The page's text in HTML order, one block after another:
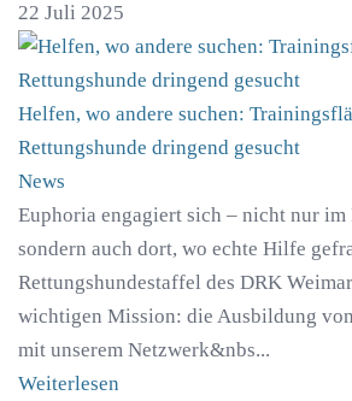
22 Juli 2025
Helfen, wo andere suchen:
Rettungshunde dringend gesucht
News
Euphoria engagiert sich – nicht nur
sondern auch dort, wo echte Hilfe
Rettungshundestaffel des DRK
wichtigen Mission: die Ausbildung
mit unserem Netzwerk&nbs...
Weiterlesen